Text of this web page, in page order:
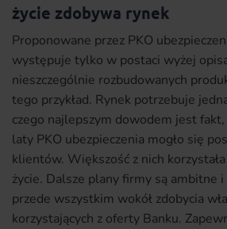
życie zdobywa rynek
Proponowane przez PKO
występuje tylko w postaci wyżej
nieszczególnie rozbudowanych
tego przykład. Rynek potrzebuje
czego najlepszym dowodem jest
laty PKO ubezpieczenia mogło się
klientów. Większość z nich
życie. Dalsze plany firmy są ambitne
przede wszystkim wokół zdobycia
korzystających z oferty Banku.